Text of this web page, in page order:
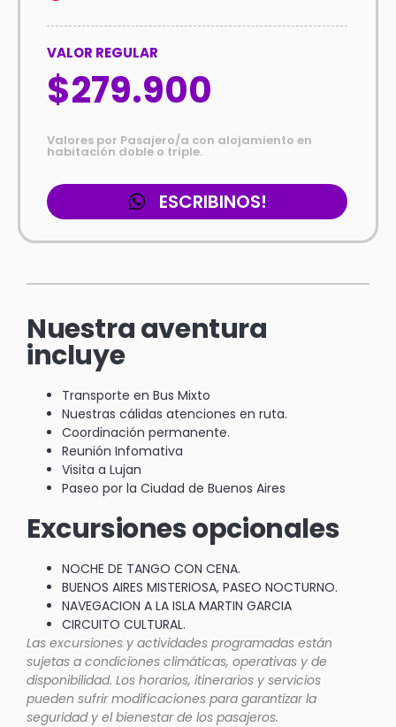
VALOR REGULAR
$279.900
Valores por Pasajero/a con alojamiento en
habitación doble o triple.
ESCRIBINOS!
Nuestra aventura
incluye
Transporte en Bus Mixto
Nuestras cálidas atenciones en ruta.
Coordinación permanente.
Reunión Infomativa
Visita a Lujan
Paseo por la Ciudad de Buenos Aires
Excursiones opcionales
NOCHE DE TANGO CON CENA.
BUENOS AIRES MISTERIOSA, PASEO NOCTURNO.
NAVEGACION A LA ISLA MARTIN GARCIA
CIRCUITO CULTURAL.
Las excursiones y actividades programadas están
sujetas a condiciones climáticas, operativas y de
disponibilidad. Los horarios, itinerarios y servicios
pueden sufrir modificaciones para garantizar la
seguridad y el bienestar de los pasajeros.